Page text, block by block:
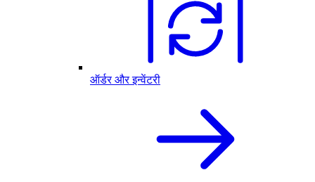
ऑर्डर और इन्वेंटरी